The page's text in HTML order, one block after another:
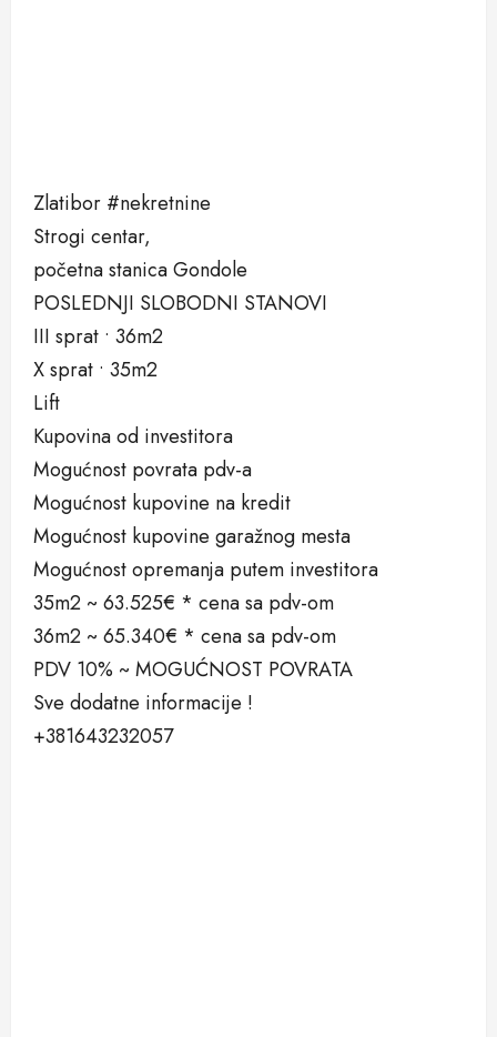
Zlatibor #nekretnine
Strogi centar,
početna stanica Gondole
POSLEDNJI SLOBODNI STANOVI
III sprat • 36m2
X sprat • 35m2
Lift
Kupovina od investitora
Mogućnost povrata pdv-a
Mogućnost kupovine na kredit
Mogućnost kupovine garažnog mesta
Mogućnost opremanja putem investitora
35m2 ~ 63.525€ * cena sa pdv-om
36m2 ~ 65.340€ * cena sa pdv-om
PDV 10% ~ MOGUĆNOST POVRATA
Sve dodatne informacije !
+381643232057